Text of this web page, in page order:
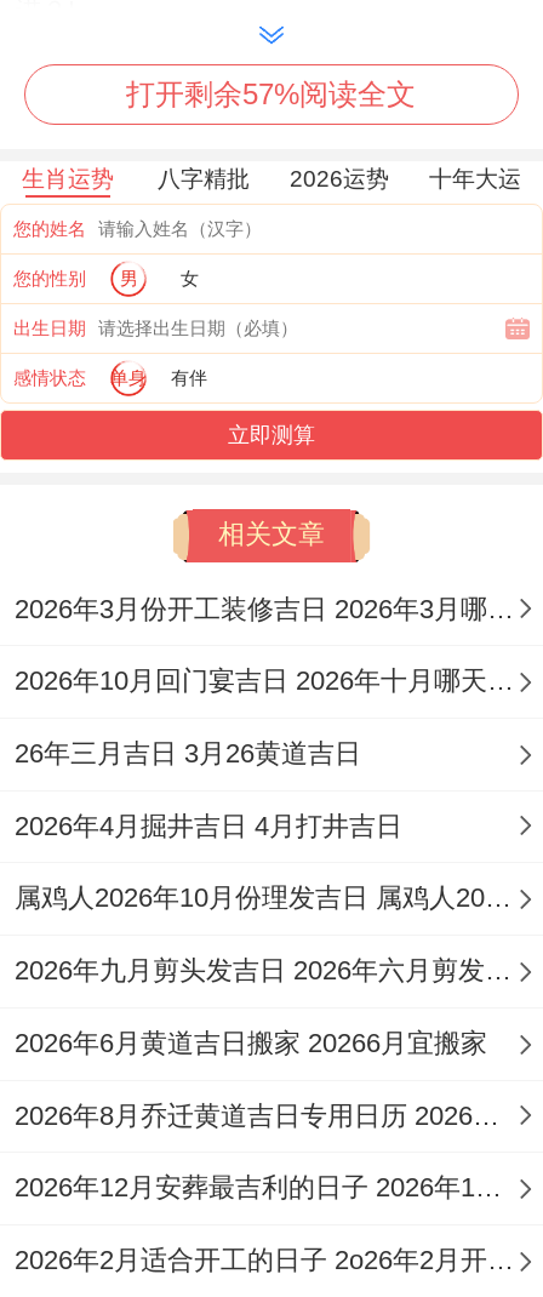
注意事项：冲鼠煞北，属鼠者应避开参与，
吉时选择巳时（9:00-11:00）可借「纳财」
时辰增强财富运势！
2026年10月16日
（星期五，农历九月初七）
宜:此日宜事可依据具体黄历查询，普通延续
前一日吉利气场
忌:忌事需参照当日黄历具体指引
特征 ：连续吉日利于大型工程的延续性作
业、气场稳定 适合需要多日完成的大型上梁
工程?!
注意事项:方位上需避开正北三煞位,施工时
2026年10月20日
（星期二；农历九月十一）
宜:此日宜事可依据具体黄历查询
特征 :此日干支相生;阴阳平衡,特别是适合木
固?
注意事项：建议选择辰时（7：00-9：00）
（星期日,农历九月十六）
打开剩余57%阅读全文
生肖运势 八字精批 2026运势 十年大运
您的姓名
您的性别 男 女
出生日期
感情状态 单身 有伴
立即测算
相关文章
2026年3月份开工装修吉日 2026年3月哪天装修开工吉日
2026年10月回门宴吉日 2026年十月哪天回门日子好
26年三月吉日 3月26黄道吉日
2026年4月掘井吉日 4月打井吉日
属鸡人2026年10月份理发吉日 属鸡人2026年10月份运势如何
2026年九月剪头发吉日 2026年六月剪发吉日
2026年6月黄道吉日搬家 20266月宜搬家
2026年8月乔迁黄道吉日专用日历 2026年8月乔迁黄道吉日查询
2026年12月安葬最吉利的日子 2026年12月6日安葬
2026年2月适合开工的日子 2o26年2月开工吉日